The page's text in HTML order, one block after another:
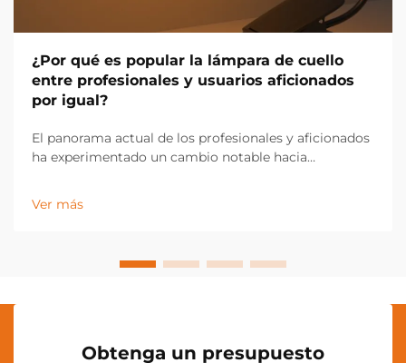
¿Por qué es popular la lámpara de cuello
entre profesionales y usuarios aficionados
por igual?
El panorama actual de los profesionales y aficionados
ha experimentado un cambio notable hacia
la lámpara de cuello como una herramienta
indispensable en diversos sectores industriales y
Ver más
Obtenga un presupuesto